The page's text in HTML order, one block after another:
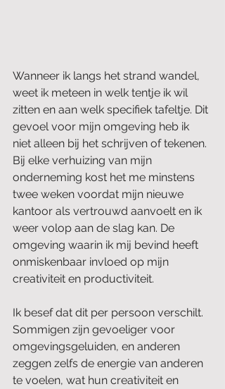
Wanneer ik langs het strand wandel,
weet ik meteen in welk tentje ik wil
zitten en aan welk specifiek tafeltje. Dit
gevoel voor mijn omgeving heb ik
niet alleen bij het schrijven of tekenen.
Bij elke verhuizing van mijn
onderneming kost het me minstens
twee weken voordat mijn nieuwe
kantoor als vertrouwd aanvoelt en ik
weer volop aan de slag kan. De
omgeving waarin ik mij bevind heeft
onmiskenbaar invloed op mijn
creativiteit en productiviteit.
Ik besef dat dit per persoon verschilt.
Sommigen zijn gevoeliger voor
omgevingsgeluiden, en anderen
zeggen zelfs de energie van anderen
te voelen, wat hun creativiteit en